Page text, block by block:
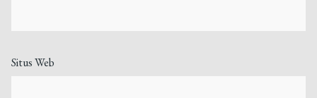
Situs Web